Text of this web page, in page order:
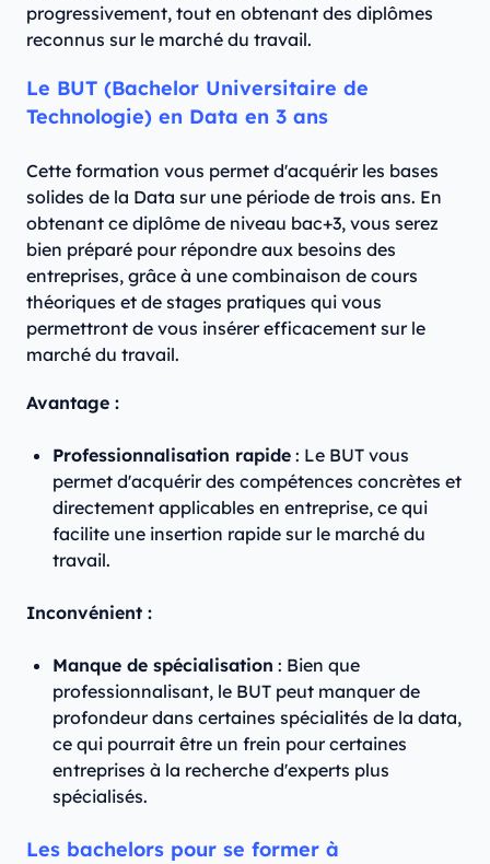
progressivement, tout en obtenant des diplômes
reconnus sur le marché du travail.
Le BUT (Bachelor Universitaire de
Technologie) en Data en 3 ans
Cette formation vous permet d'acquérir les bases
solides de la Data sur une période de trois ans. En
obtenant ce diplôme de niveau bac+3, vous serez
bien préparé pour répondre aux besoins des
entreprises, grâce à une combinaison de cours
théoriques et de stages pratiques qui vous
permettront de vous insérer efficacement sur le
marché du travail.
Avantage :
Professionnalisation rapide : Le BUT vous
permet d'acquérir des compétences concrètes et
directement applicables en entreprise, ce qui
facilite une insertion rapide sur le marché du
travail.
Inconvénient :
Manque de spécialisation : Bien que
professionnalisant, le BUT peut manquer de
profondeur dans certaines spécialités de la data,
ce qui pourrait être un frein pour certaines
entreprises à la recherche d'experts plus
spécialisés.
Les bachelors pour se former à